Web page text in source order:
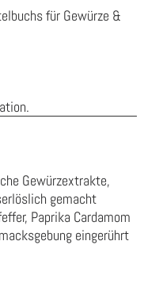
für Gewürze &
.
Gewürzextrakte,
gemacht
Paprika Cardamom
eingerührt